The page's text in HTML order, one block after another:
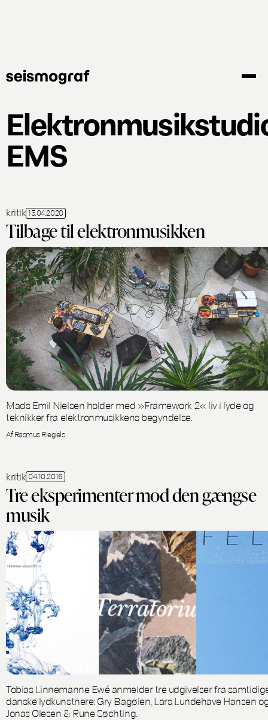
EMS
kritik 15.04.2020
Tilbage til elektronmusikken
Mads Emil Nielsen holder med »Framework 2« liv i lyde og
teknikker fra elektronmusikkens begyndelse.
Af Rasmus Riegels
kritik 04.10.2016
Tre eksperimenter mod den gængse
musik
Tobias Linnemanne Ewé anmelder tre udgivelser fra
danske lydkunstnere: Gry Bagøien, Lars Lundehave Hansen
Jonas Olesen & Rune Søchting.